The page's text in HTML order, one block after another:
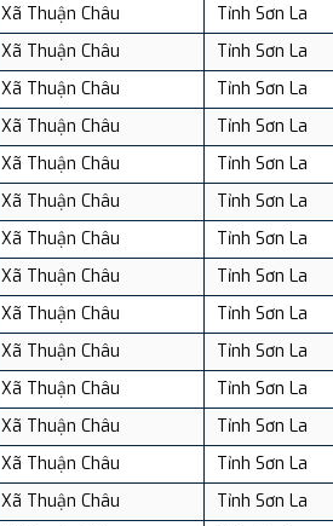
Xã Thuận Châu
Tỉnh Sơn La
Xã Thuận Châu
Tỉnh Sơn La
Xã Thuận Châu
Tỉnh Sơn La
Xã Thuận Châu
Tỉnh Sơn La
Xã Thuận Châu
Tỉnh Sơn La
Xã Thuận Châu
Tỉnh Sơn La
Xã Thuận Châu
Tỉnh Sơn La
Xã Thuận Châu
Tỉnh Sơn La
Xã Thuận Châu
Tỉnh Sơn La
Xã Thuận Châu
Tỉnh Sơn La
Xã Thuận Châu
Tỉnh Sơn La
Xã Thuận Châu
Tỉnh Sơn La
Xã Thuận Châu
Tỉnh Sơn La
Xã Thuận Châu
Tỉnh Sơn La